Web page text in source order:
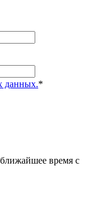
данных.*
время с